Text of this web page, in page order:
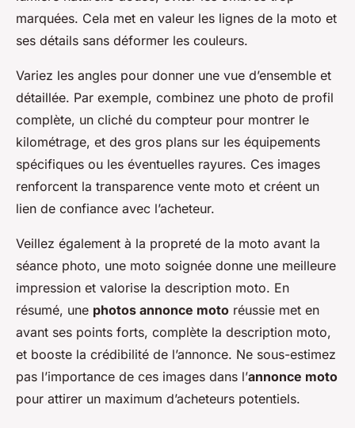
marquées. Cela met en valeur les lignes de la moto et
ses détails sans déformer les couleurs.
Variez les angles pour donner une vue d’ensemble et
détaillée. Par exemple, combinez une photo de profil
complète, un cliché du compteur pour montrer le
kilométrage, et des gros plans sur les équipements
spécifiques ou les éventuelles rayures. Ces images
renforcent la transparence vente moto et créent un
lien de confiance avec l’acheteur.
Veillez également à la propreté de la moto avant la
séance photo, une moto soignée donne une meilleure
impression et valorise la description moto. En
résumé, une photos annonce moto réussie met en
avant ses points forts, complète la description moto,
et booste la crédibilité de l’annonce. Ne sous-estimez
pas l’importance de ces images dans l’annonce moto
pour attirer un maximum d’acheteurs potentiels.